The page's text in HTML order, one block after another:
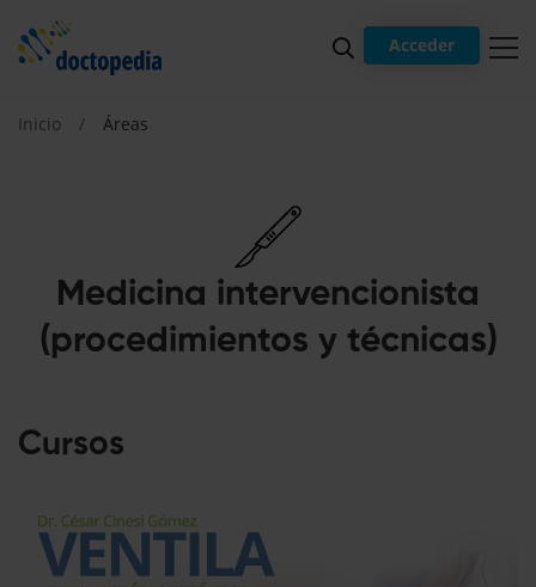
Acceder
Medicina intervencionista
(procedimientos y técnicas)
Inicio Áreas
Cursos